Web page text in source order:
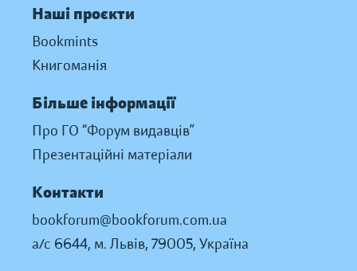
Наші проєкти
Bookmints
Книгоманія
Більше інформації
Про ГО “Форум видавців”
Презентаційні матеріали
Контакти
bookforum@bookforum.com.ua
а/с 6644, м. Львів, 79005, Україна